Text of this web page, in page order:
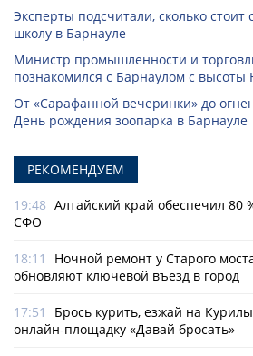
Эксперты подсчитали, сколько стоит
школу в Барнауле
Министр промышленности и
познакомился с Барнаулом с высоты
От «Сарафанной вечеринки» до
День рождения зоопарка в Барнауле
РЕКОМЕНДУЕМ
19:48 Алтайский край обеспечил 80
СФО
18:11
Ночной ремонт у Старого
обновляют ключевой въезд в город
17:51
Брось курить, езжай на
онлайн-­площадку «Давай бросать»